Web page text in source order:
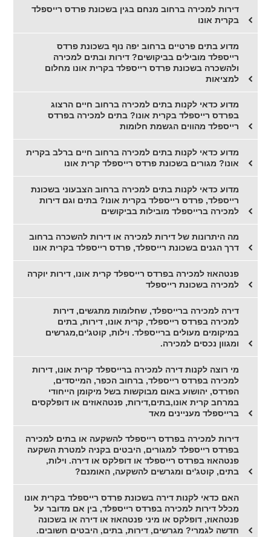
דירות למכירה ברחוב מנחם בגין בשכונת פרדס רייספלד
בקרית אונו
מדוע בתים פרטיים ברחוב יפה נוף בשכונת פרדס
רייספלד מובילים בביקושים? דירות ובתים למכירה
ולהשכרה בשכונת פרדס רייספלד בקרית אונו מחלום
למציאות
מדוע כדאי לקנות בתים למכירה ברחוב חיים הרצוג
בפרדס רייספלד בקרית אונו? בתים למכירה בפרדס
רייספלד מהווים הגשמת חלומות
מדוע כדאי לקנות בתים למכירה ברחוב חיים ברלב בקרית
אונו? מגורים בשכונת פרדס רייספלד קרית אונו
מדוע כדאי לקנות בתים למכירה ברחוב הצבעוני בשכונת
רייספלד, פרדס רייספלד בקרית אונו? בתים וגם דירות
למכירה ברייספלד מובילות בביקושים
מה היתרונות של דירות למכירה או דירות להשכרה ברחוב
דרך הגנים בשכונת רייספלד, פרדס רייספלד בקרית אונו
פנטהאוז למכירה בפרדס רייספלד קרית אונו, דירות יוקרה
למכירה בשכונת רייספלד
דירה למכירה ברייספלד, שחלומות מתגשים, דירות
למכירה בפרדס רייספלד, קרית אונו, דירות, בתים
במיקומים מעולים ברייספלד. וילות, קוטג'ים,מגרשים
ומגוון נכסים למכירה.
מי רוצה לקנות דירה למכירה ברייספלד קרית אונו, דירות
למכירה בפרדס רייספלד, ברחוב הכפר, המייסדים,
הפרדס, יהושוע באום מבוקשות בשל מיקומן הייחודי
במרחב קרית אונו,בתים,דירות, פנטהאוזים או דופלקסים
ברייספלד מעניינים מאד
דירות למכירה בפרדס רייספלד להשקעה או בתים למכירה
בפרדס רייספלד למגורים, היבטים בקניה למטרת השקעה
פנטהאוז בפרדס רייספלד או דופלקס או דירה. וילות,
בתים, קוטג'ים ומגרשים להשקעה, האומנם?
האם כדאי לקנות דירה בשכונת פרדס רייספלד בקרית אונו
מכלל דירות למכירה בפרדס רייספלד, בין אם מדובר על
פנטהאוז, דופלקס או מיני פנטהאוז או דירה או בשכונה
חדשה לגמרי? מגרשים, דירות, בתים, היבטים חשובים.